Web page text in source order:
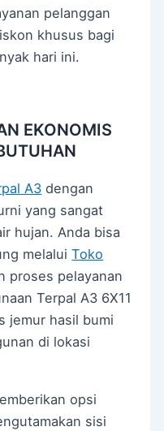
pelanggan
khusus bagi
hari ini.
EKONOMIS
A3 dengan
yang sangat
hujan. Anda bisa
melaluiToko
proses pelayanan
Terpal A3 6X11
jemur hasil bumi
di lokasi
opsi
sisi